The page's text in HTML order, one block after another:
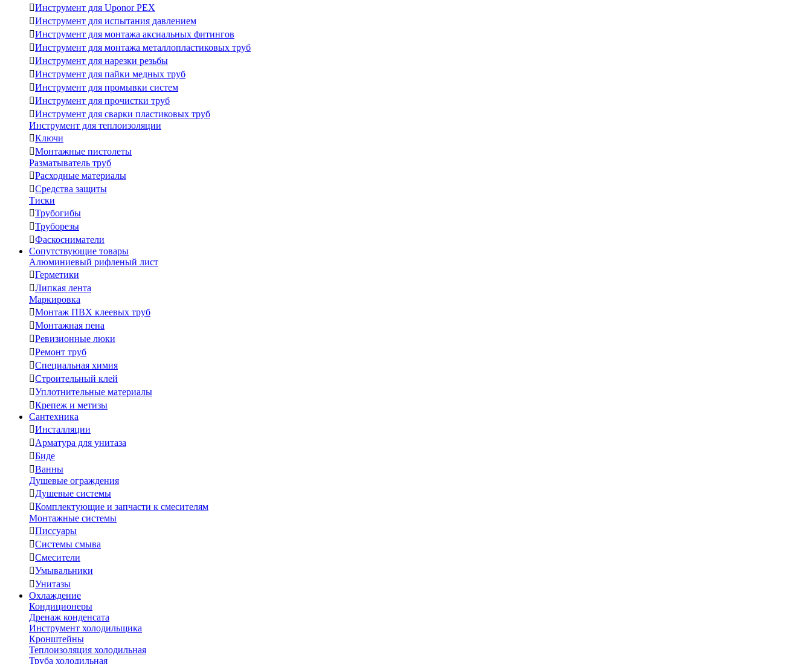
Инструмент для Uponor PEX
Инструмент для испытания давлением
Инструмент для монтажа аксиальных фитингов
Инструмент для монтажа металлопластиковых труб
Инструмент для нарезки резьбы
Инструмент для пайки медных труб
Инструмент для промывки систем
Инструмент для прочистки труб
Инструмент для сварки пластиковых труб
Инструмент для теплоизоляции
Ключи
Монтажные пистолеты
Разматыватель труб
Расходные материалы
Средства защиты
Тиски
Трубогибы
Труборезы
Фаскосниматели
Сопутствующие товары
Алюминиевый рифленый лист
Герметики
Липкая лента
Маркировка
Монтаж ПВХ клеевых труб
Монтажная пена
Ревизионные люки
Ремонт труб
Специальная химия
Строительный клей
Уплотнительные материалы
Крепеж и метизы
Сантехника
Инсталляции
Арматура для унитаза
Биде
Ванны
Душевые ограждения
Душевые системы
Комплектующие и запчасти к смесителям
Монтажные системы
Писсуары
Системы смыва
Смесители
Умывальники
Унитазы
Охлаждение
Кондиционеры
Дренаж конденсата
Инструмент холодильщика
Кронштейны
Теплоизоляция холодильная
Труба холодильная